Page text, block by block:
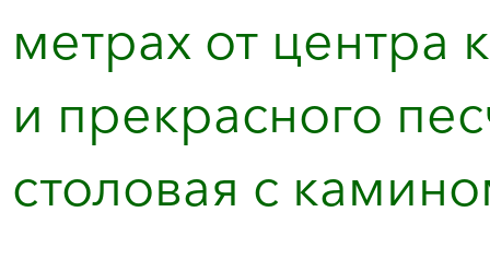
метрах от центра
и прекрасного
столовая с